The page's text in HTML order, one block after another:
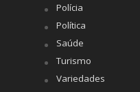
Polícia
Política
Saúde
Turismo
Variedades